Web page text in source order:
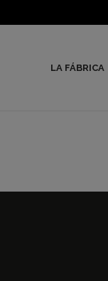
LA FÁBRICA